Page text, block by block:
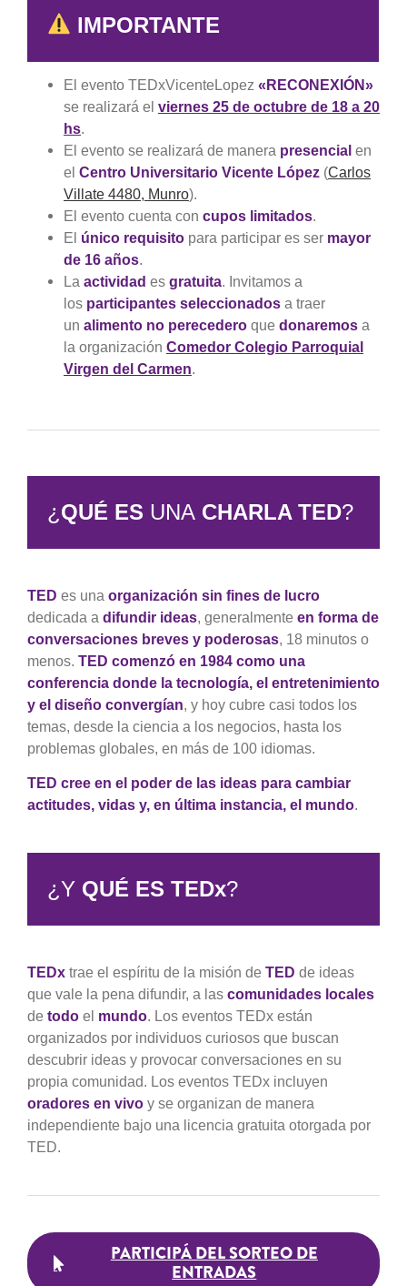
IMPORTANTE
El evento TEDxVicenteLopez «RECONEXIÓN»
se realizará el viernes 25 de octubre de 18 a 20
hs.
El evento se realizará de manera presencial en
el Centro Universitario Vicente López (Carlos
Villate 4480, Munro).
El evento cuenta con cupos limitados.
El único requisito para participar es ser mayor
de 16 años.
La actividad es gratuita. Invitamos a
los participantes seleccionados a traer
un alimento no perecederoque donaremos a
la organización Comedor Colegio Parroquial
Virgen del Carmen.
¿ QUÉ ES UNACHARLA TED?
TED es una organización sin fines de lucro
dedicada a difundir ideas, generalmente en forma de
conversaciones breves y poderosas, 18 minutos o
menos. TED comenzó en 1984 como una
conferencia donde la tecnología, el entretenimiento
y el diseño convergían, y hoy cubre casi todos los
temas, desde la ciencia a los negocios, hasta los
problemas globales, en más de 100 idiomas.
TED cree en el poder de las ideas para cambiar
actitudes, vidas y, en última instancia, el mundo.
¿YQUÉ ES TEDx?
TEDxtrae el espíritu de la misión de TED de ideas
que vale la pena difundir, a las comunidades locales
de todoel mundo. Los eventos TEDx están
organizados por individuos curiosos que buscan
descubrir ideas y provocar conversaciones en su
propia comunidad. Los eventos TEDx incluyen
oradores en vivoy se organizan de manera
independiente bajo una licencia gratuita otorgada por
TED.
PARTICIPÁ DEL SORTEO DE
ENTRADAS